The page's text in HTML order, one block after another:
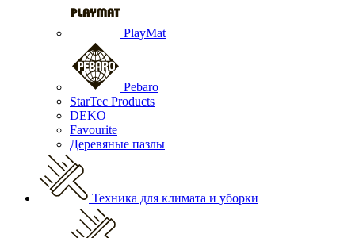
PlayMat
Pebaro
StarTec Products
DEKO
Favourite
Деревяные пазлы
Техника для климата и уборки